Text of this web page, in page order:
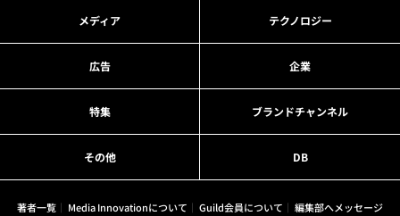
メディア テクノロジー
広告 企業
特集 ブランドチャンネル
その他 DB
著者一覧 Media Innovationについて Guild会員について
編集部へメッセージ